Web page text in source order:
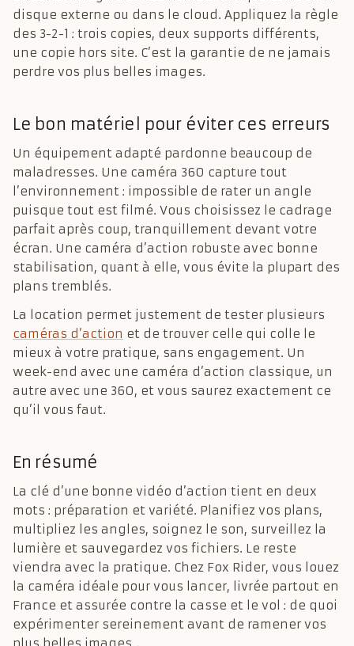
disque externe ou dans le cloud. Appliquez la règle
des 3-2-1 : trois copies, deux supports différents,
une copie hors site. C’est la garantie de ne jamais
perdre vos plus belles images.
Le bon matériel pour éviter ces erreurs
Un équipement adapté pardonne beaucoup de
maladresses. Une caméra 360 capture tout
l’environnement : impossible de rater un angle
puisque tout est filmé. Vous choisissez le cadrage
parfait après coup, tranquillement devant votre
écran. Une caméra d’action robuste avec bonne
stabilisation, quant à elle, vous évite la plupart des
plans tremblés.
La location permet justement de tester plusieurs
caméras d’action et de trouver celle qui colle le
mieux à votre pratique, sans engagement. Un
week-end avec une caméra d’action classique, un
autre avec une 360, et vous saurez exactement ce
qu’il vous faut.
En résumé
La clé d’une bonne vidéo d’action tient en deux
mots : préparation et variété. Planifiez vos plans,
multipliez les angles, soignez le son, surveillez la
lumière et sauvegardez vos fichiers. Le reste
viendra avec la pratique. Chez Fox Rider, vous louez
la caméra idéale pour vous lancer, livrée partout en
France et assurée contre la casse et le vol : de quoi
expérimenter sereinement avant de ramener vos